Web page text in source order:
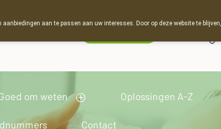
om weten Oplossingen A-Z
Contact
aan te passen aan uw interesses. Door op deze website te